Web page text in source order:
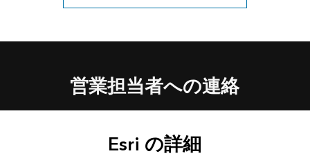
営業担当者への連絡
Esri の詳細